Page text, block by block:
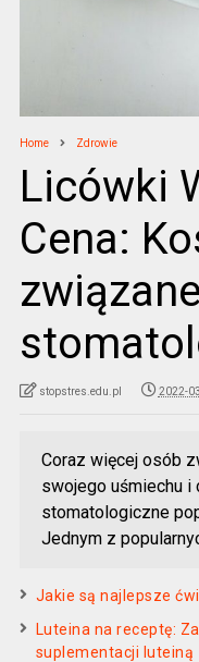
Home Zdrowie
Licówki
Cena:
stopstres.edu.pl 2022-
Coraz więcej osób
swojego uśmiechu i
stomatologiczne
Jednym z
Jakie są najlepsze
Luteina na receptę:
suplementacji luteiną